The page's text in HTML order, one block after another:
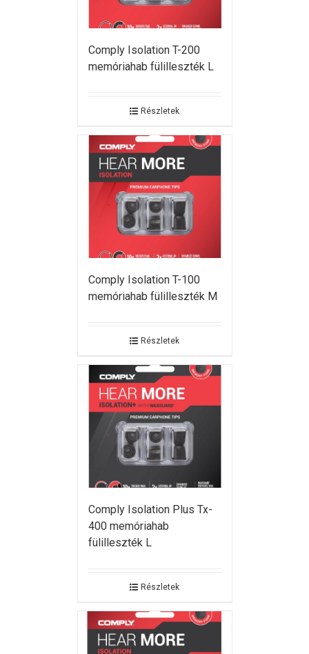
Comply Isolation T-200
memóriahab fülilleszték L
Részletek
Comply Isolation T-100
memóriahab fülilleszték M
Részletek
Comply Isolation Plus Tx-
400 memóriahab
fülilleszték L
Részletek